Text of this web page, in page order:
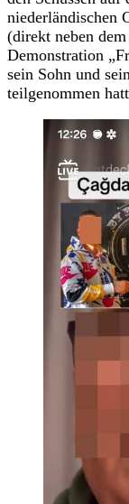
niederländischen
(direkt neben
Demonstration
sein Sohn und
teilgenommen